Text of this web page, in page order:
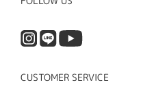
CUSTOMER SERVICE